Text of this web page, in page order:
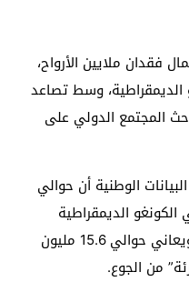
فقدان ملايين الأرواح،
وسط تصاعد
وتفاقم انتقال كوفيد-19، وحث المجتمع الدولي على
الوطنية أن حوالي
الديمقراطية
يعانون من انعدام الأمن الغذائي، ويعاني حوالي 15.6 مليون
من الجوع.